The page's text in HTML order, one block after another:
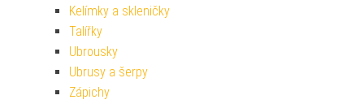
Kelímky a skleničky
Talířky
Ubrousky
Ubrusy a šerpy
Zápichy